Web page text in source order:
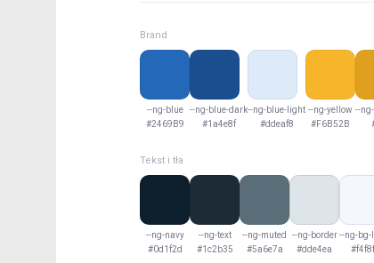
Brand
--ng-blue
#2469B9
--ng-blue-dark
#1a4e8f
--ng-blue-light
#ddeaf8
--ng-yellow
#F6B52B
--
Tekst i tła
--ng-navy
#0d1f2d
--ng-text
#1c2b35
--ng-muted
#5a6e7a
--ng-border
#dde4ea
--ng-